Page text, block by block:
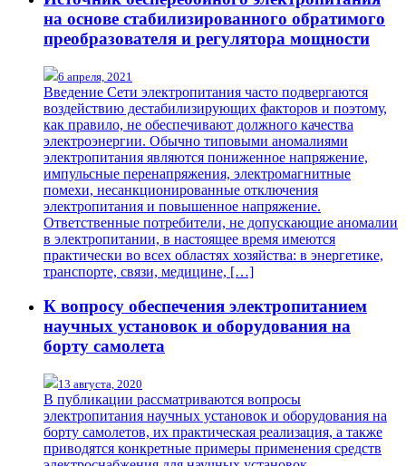
на основе стабилизированного обратимого
преобразователя и регулятора мощности
6 апреля, 2021
Введение Сети электропитания часто подвергаются
воздействию дестабилизирующих факторов и поэтому,
как правило, не обеспечивают должного качества
электроэнергии. Обычно типовыми аномалиями
электропитания являются пониженное напряжение,
импульсные перенапряжения, электромагнитные
помехи, несанкционированные отключения
электропитания и повышенное напряжение.
Ответственные потребители, не допускающие аномалии
в электропитании, в настоящее время имеются
практически во всех областях хозяйства: в энергетике,
транспорте, связи, медицине, […]
К вопросу обеспечения электропитанием
научных установок и оборудования на
борту самолета
13 августа, 2020
В публикации рассматриваются вопросы
электропитания научных установок и оборудования на
борту самолетов, их практическая реализация, а также
приводятся конкретные примеры применения средств